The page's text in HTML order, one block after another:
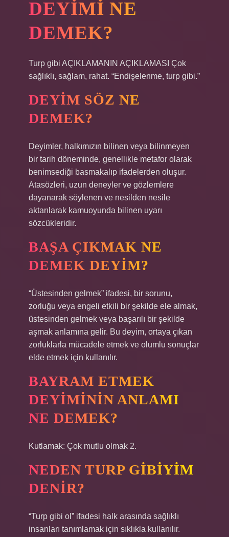
DEYIMI NE
DEMEK?
Turp gibi AÇIKLAMANIN AÇIKLAMASI Çok
sağlıklı, sağlam, rahat. “Endişelenme, turp gibi.”
DEYIM SÖZ NE
DEMEK?
Deyimler, halkımızın bilinen veya bilinmeyen
bir tarih döneminde, genellikle metafor olarak
benimsediği basmakalıp ifadelerden oluşur.
Atasözleri, uzun deneyler ve gözlemlere
dayanarak söylenen ve nesilden nesile
aktarılarak kamuoyunda bilinen uyarı
sözcükleridir.
BAŞA ÇIKMAK NE
DEMEK DEYIM?
“Üstesinden gelmek” ifadesi, bir sorunu,
zorluğu veya engeli etkili bir şekilde ele almak,
üstesinden gelmek veya başarılı bir şekilde
aşmak anlamına gelir. Bu deyim, ortaya çıkan
zorluklarla mücadele etmek ve olumlu sonuçlar
elde etmek için kullanılır.
BAYRAM ETMEK
DEYIMININ ANLAMI
NE DEMEK?
Kutlamak: Çok mutlu olmak 2.
NEDEN TURP GIBIYIM
DENIR?
“Turp gibi ol” ifadesi halk arasında sağlıklı
insanları tanımlamak için sıklıkla kullanılır.